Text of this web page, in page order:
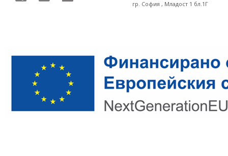
гр. София , Младост 1 бл.1Г